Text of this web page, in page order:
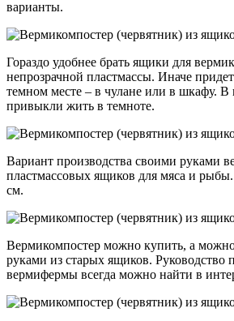
варианты.
Гораздо удобнее брать ящики для
непрозрачной пластмассы. Иначе
темном месте – в чулане или в шкафу. В
привыкли жить в темноте.
Вариант производства своими руками
пластмассовых ящиков для мяса и
см.
Вермикомпостер можно купить, а
руками из старых ящиков. Руководство
вермифермы всегда можно найти в